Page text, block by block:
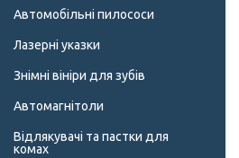
Автомобільні пилососи
Лазерні указки
Знімні вініри для зубів
Автомагнітоли
Відлякувачі та пастки для
комах